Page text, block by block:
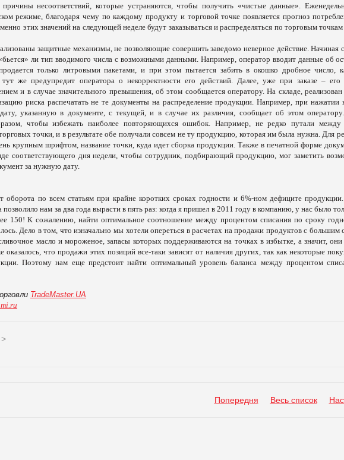
несоответствий, которые устраняются, чтобы получить «чистые данные».
режиме, благодаря чему по каждому продукту и торговой точке появляется прогноз
этих значений на следующей неделе будут заказываться и распределяться по торговым
защитные механизмы, не позволяющие совершить заведомо неверное действие. Начиная
ли тип вводимого числа с возможными данными. Например, оператор вводит данные об
только литровыми пакетами, и при этом пытается забить в окошко дробное число,
тут же предупредит оператора о некорректности его действий. Далее, уже при заказе –
и в случае значительного превышения, об этом сообщается оператору. На складе,
риска распечатать не те документы на распределение продукции. Например, при нажатии
дату, указанную в документе, с текущей, и в случае их различия, сообщает об этом
чтобы избежать наиболее повторяющихся ошибок. Например, не редко путали между
точки, и в результате обе получали совсем не ту продукцию, которая им была нужна. Для
крупным шрифтом, название точки, куда идет сборка продукции. Также в печатной форме
соответствующего дня недели, чтобы сотрудник, подбирающий продукцию, мог заметить
за нужную дату.
по всем статьям при крайне коротких сроках годности и 6%-ном дефиците
нам за два года вырасти в пять раз: когда я пришел в 2011 году в компанию, у нас было
150! К сожалению, найти оптимальное соотношение между процентом списания по сроку
Дело в том, что изначально мы хотели опереться в расчетах на продажи продуктов с большим
масло и мороженое, запасы которых поддерживаются на точках в избытке, а значит, они
что продажи этих позиций все-таки зависят от наличия других, так как некоторые
Поэтому нам еще предстоит найти оптимальный уровень баланса между процентом
TradeMaster.UA
>
Попередня Весь список